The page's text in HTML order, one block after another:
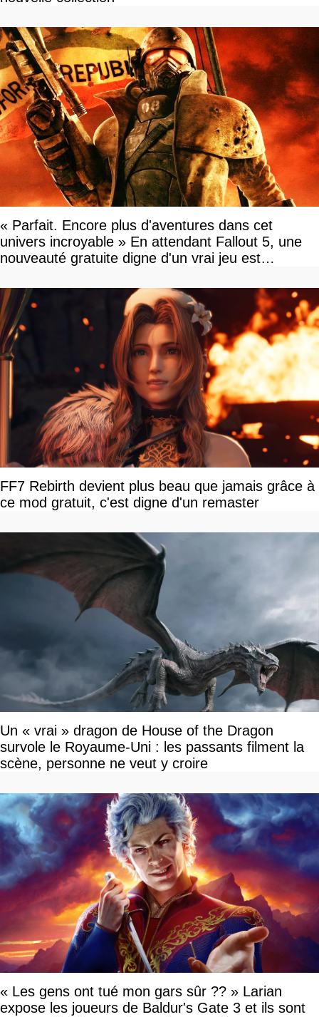
« Parfait. Encore plus d'aventures dans cet
univers incroyable » En attendant Fallout 5, une
nouveauté gratuite digne d'un vrai jeu est
FF7 Rebirth devient plus beau que jamais grâce à
ce mod gratuit, c'est digne d'un remaster
Un « vrai » dragon de House of the Dragon
survole le Royaume-Uni : les passants filment la
scène, personne ne veut y croire
« Les gens ont tué mon gars sûr ?? » Larian
expose les joueurs de Baldur's Gate 3 et ils sont